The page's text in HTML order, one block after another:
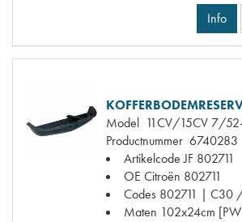
Info
Model 11CV/15CV 7/
Productnummer 6740283
Artikelcode JF 802711
OE Citroën 802711
Codes 802711 | C30
Maten 102x24cm